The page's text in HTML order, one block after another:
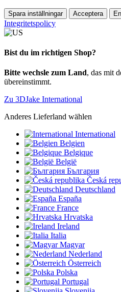
Spara inställningar Acceptera
Integritetspolicy
Bist du im richtigen Shop?
Bitte wechsle zum Land, das mit
übereinstimmt.
Zu 3DJake International
Anderes Lieferland wählen
International
Belgien
Belgique
België
България
Česká
Deutschland
España
France
Hrvatska
Ireland
Italia
Magyar
Nederland
Österreich
Polska
Portugal